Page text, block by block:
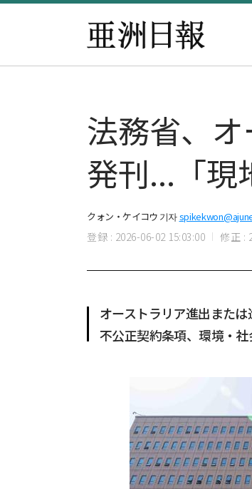
法務省、
発刊...「現
クォン・ケイコウ 기자
登録 : 2026-06-02 15:03:00 修正 :
オーストラリア進出また
不公正契約条項、環境・